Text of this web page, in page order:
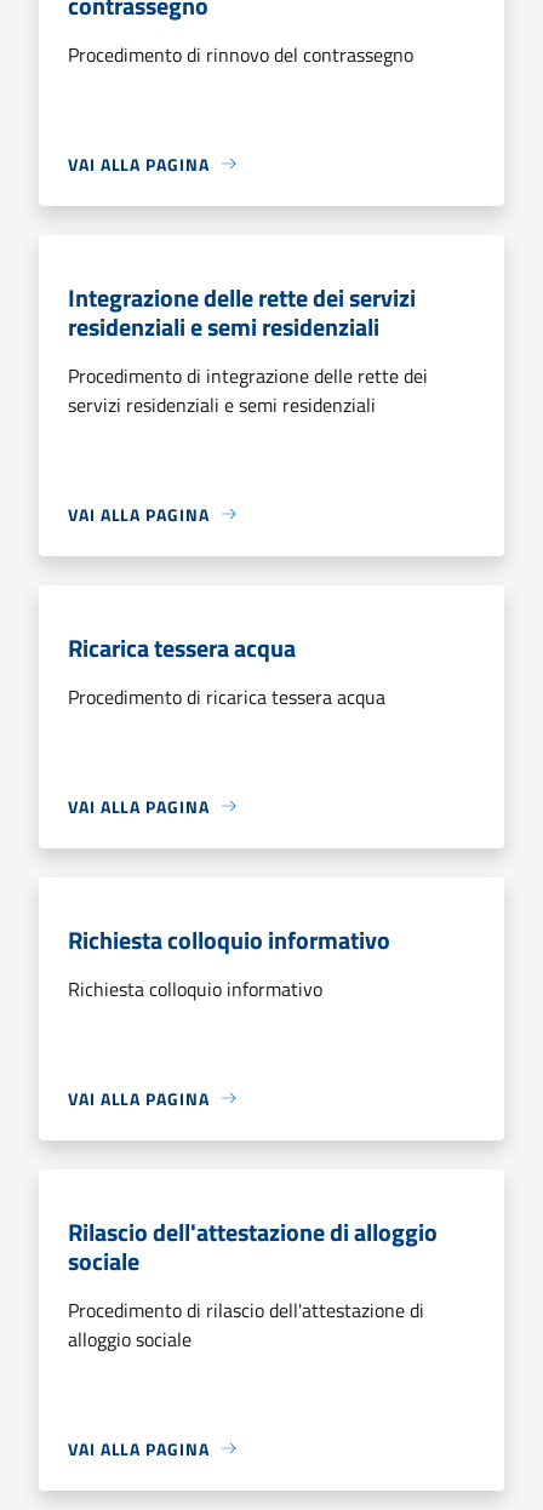
Procedimento di rinnovo del contrassegno
VAI ALLA PAGINA
Integrazione delle rette dei servizi
residenziali e semi residenziali
Procedimento di integrazione delle rette dei
servizi residenziali e semi residenziali
VAI ALLA PAGINA
Ricarica tessera acqua
Procedimento di ricarica tessera acqua
VAI ALLA PAGINA
Richiesta colloquio informativo
Richiesta colloquio informativo
VAI ALLA PAGINA
Rilascio dell'attestazione di alloggio
sociale
Procedimento di rilascio dell'attestazione di
alloggio sociale
VAI ALLA PAGINA